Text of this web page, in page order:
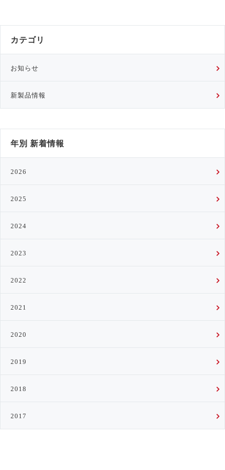
カテゴリ
お知らせ
新製品情報
年別 新着情報
2026
2025
2024
2023
2022
2021
2020
2019
2018
2017